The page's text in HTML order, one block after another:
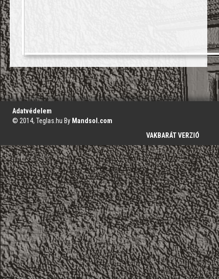
';
Adatvédelem
© 2014, Teglas.hu By Mandsol.com
VAKBARÁT VERZIÓ